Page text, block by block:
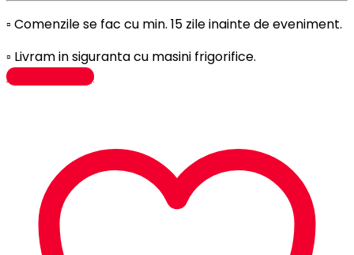
▫️ Comenzile se fac cu min. 15 zile inainte de eveniment.
▫️ Livram in siguranta cu masini frigorifice.
Adaugă în coș